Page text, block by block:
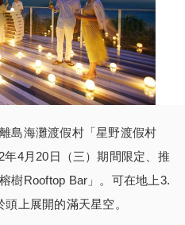
島海灘渡假村「星野渡假村
4月20日（三）期間限定、推
樹Rooftop Bar」。可在地上3.
上展開的滿天星空。